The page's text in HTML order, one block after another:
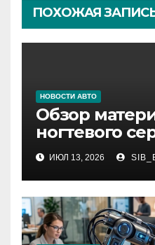
ПОХОЖАЯ
НОВОСТИ АВТО
Обзор
ногтевого
наращивания
депиляции
ИЮЛ 13, 2026